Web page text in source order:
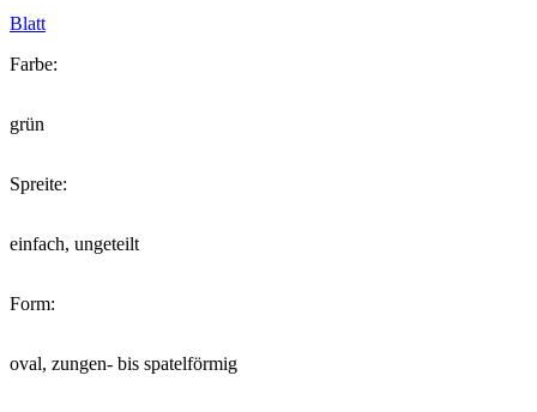
Blatt
Farbe:
grün
Spreite:
einfach, ungeteilt
Form:
oval, zungen- bis spatelförmig